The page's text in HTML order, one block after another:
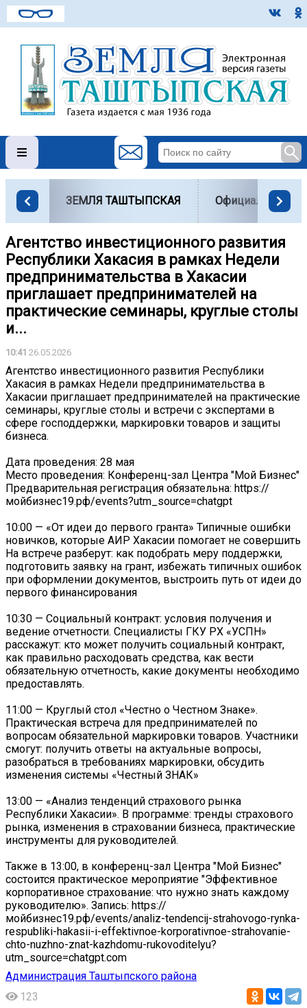
ЗЕМЛЯ ТАШТЫПСКАЯ Официально
Агентство инвестиционного развития
Республики Хакасия в рамках Недели
предпринимательства в Хакасии
приглашает предпринимателей на
практические семинары, круглые столы
и...
10:41 26.05.2026
Агентство инвестиционного развития Республики
Хакасия в рамках Недели предпринимательства в
Хакасии приглашает предпринимателей на практические
семинары, круглые столы и встречи с экспертами в
сфере господдержки, маркировки товаров и защиты
бизнеса.
Дата проведения: 28 мая
Место проведения: Конференц-зал Центра "Мой Бизнес"
Предварительная регистрация обязательна: https://
мойбизнес19.рф/events?utm_source=chatgpt
10:00 — «От идеи до первого гранта» Типичные ошибки
новичков, которые АИР Хакасии помогает не совершить
На встрече разберут: как подобрать меру поддержки,
подготовить заявку на грант, избежать типичных ошибок
при оформлении документов, выстроить путь от идеи до
первого финансирования
10:30 — Социальный контракт: условия получения и
ведение отчетности. Специалисты ГКУ РХ «УСПН»
расскажут: кто может получить социальный контракт,
как правильно расходовать средства, как вести
обязательную отчетность, какие документы необходимо
предоставлять.
11:00 — Круглый стол «Честно о Честном Знаке».
Практическая встреча для предпринимателей по
вопросам обязательной маркировки товаров. Участники
смогут: получить ответы на актуальные вопросы,
разобраться в требованиях маркировки, обсудить
изменения системы «Честный ЗНАК»
13:00 — «Анализ тенденций страхового рынка
Республики Хакасии». В программе: тренды страхового
рынка, изменения в страховании бизнеса, практические
инструменты для руководителей.
Также в 13:00, в конференц-зал Центра "Мой Бизнес"
состоится практическое мероприятие "Эффективное
корпоративное страхование: что нужно знать каждому
руководителю». Запись: https://
мойбизнес19.рф/events/analiz-tendencij-strahovogo-rynka-
respubliki-hakasii-i-effektivnoe-korporativnoe-strahovanie-
chto-nuzhno-znat-kazhdomu-rukovoditelyu?
utm_source=chatgpt.com
Администрация Таштыпского района
123